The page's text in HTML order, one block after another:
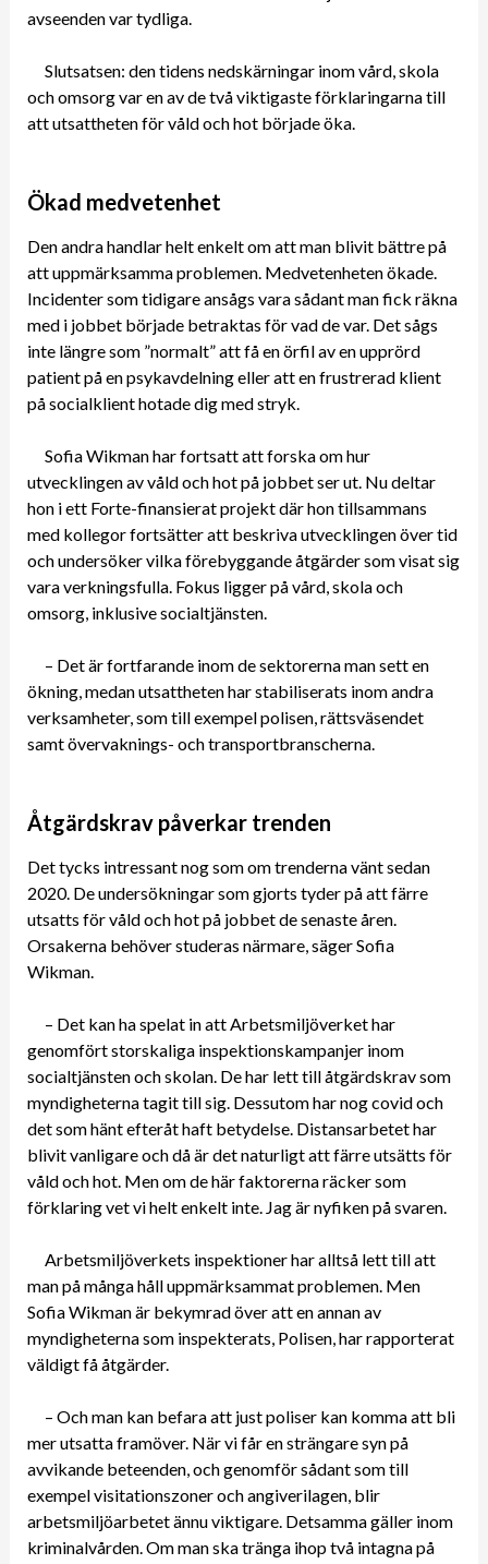
avseenden var tydliga.
Slutsatsen: den tidens nedskärningar inom vård, skola
och omsorg var en av de två viktigaste förklaringarna till
att utsattheten för våld och hot började öka.
Ökad medvetenhet
Den andra handlar helt enkelt om att man blivit bättre på
att uppmärksamma problemen. Medvetenheten ökade.
Incidenter som tidigare ansågs vara sådant man fick räkna
med i jobbet började betraktas för vad de var. Det sågs
inte längre som ”normalt” att få en örfil av en upprörd
patient på en psykavdelning eller att en frustrerad klient
på socialklient hotade dig med stryk.
Sofia Wikman har fortsatt att forska om hur
utvecklingen av våld och hot på jobbet ser ut. Nu deltar
hon i ett Forte-finansierat projekt där hon tillsammans
med kollegor fortsätter att beskriva utvecklingen över tid
och undersöker vilka förebyggande åtgärder som visat sig
vara verkningsfulla. Fokus ligger på vård, skola och
omsorg, inklusive socialtjänsten.
– Det är fortfarande inom de sektorerna man sett en
ökning, medan utsattheten har stabiliserats inom andra
verksamheter, som till exempel polisen, rättsväsendet
samt övervaknings- och transportbranscherna.
Åtgärdskrav påverkar trenden
Det tycks intressant nog som om trenderna vänt sedan
2020. De undersökningar som gjorts tyder på att färre
utsatts för våld och hot på jobbet de senaste åren.
Orsakerna behöver studeras närmare, säger Sofia
Wikman.
– Det kan ha spelat in att Arbetsmiljöverket har
genomfört storskaliga inspektionskampanjer inom
socialtjänsten och skolan. De har lett till åtgärdskrav som
myndigheterna tagit till sig. Dessutom har nog covid och
det som hänt efteråt haft betydelse. Distansarbetet har
blivit vanligare och då är det naturligt att färre utsätts för
våld och hot. Men om de här faktorerna räcker som
förklaring vet vi helt enkelt inte. Jag är nyfiken på svaren.
Arbetsmiljöverkets inspektioner har alltså lett till att
man på många håll uppmärksammat problemen. Men
Sofia Wikman är bekymrad över att en annan av
myndigheterna som inspekterats, Polisen, har rapporterat
väldigt få åtgärder.
– Och man kan befara att just poliser kan komma att bli
mer utsatta framöver. När vi får en strängare syn på
avvikande beteenden, och genomför sådant som till
exempel visitationszoner och angiverilagen, blir
arbetsmiljöarbetet ännu viktigare. Detsamma gäller inom
kriminalvården. Om man ska tränga ihop två intagna på